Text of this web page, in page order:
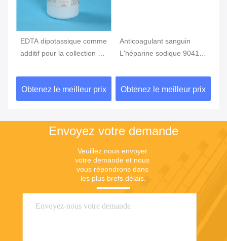
EDTA dipotassique comme
additif pour la collection de
d'EDTA
Obtenez le meilleur prix
Anticoagulant sanguin
L'héparine sodique 9041-
prélèvement sanguin
Obtenez le meilleur prix
Envoyez votre demande
Veuillez nous envoyer
votre demande et nous
vous répondrons dans
les plus brefs délais.